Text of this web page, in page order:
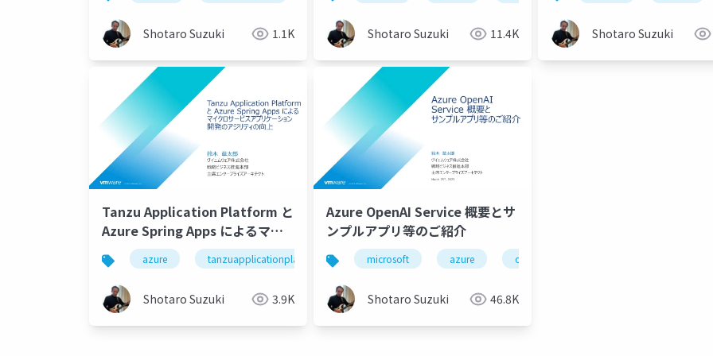
Shotaro Suzuki 1.1K Shotaro Suzuki 11.4K Shotaro Suzuki
Tanzu Application Platform と
Azure Spring Apps によるマイ
クロサービスアプリケーション開
発のアジリティ向上
azure tanzuapplicationplatform azurespringapps java
Shotaro Suzuki 3.9K
Azure OpenAI Service 概要とサ
ンプルアプリ等のご紹介
microsoft azure openai
Shotaro Suzuki 46.8K